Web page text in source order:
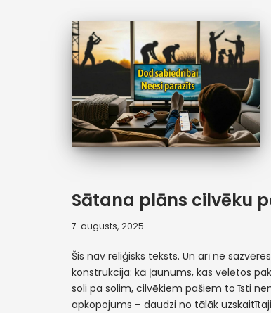
Sātana plāns cilvēku
7. augusts, 2025.
Šis nav reliģisks teksts. Un arī ne
konstrukcija: kā ļaunums, kas vēlētos
soli pa solim, cilvēkiem pašiem to īsti
apkopojums – daudzi no tālāk